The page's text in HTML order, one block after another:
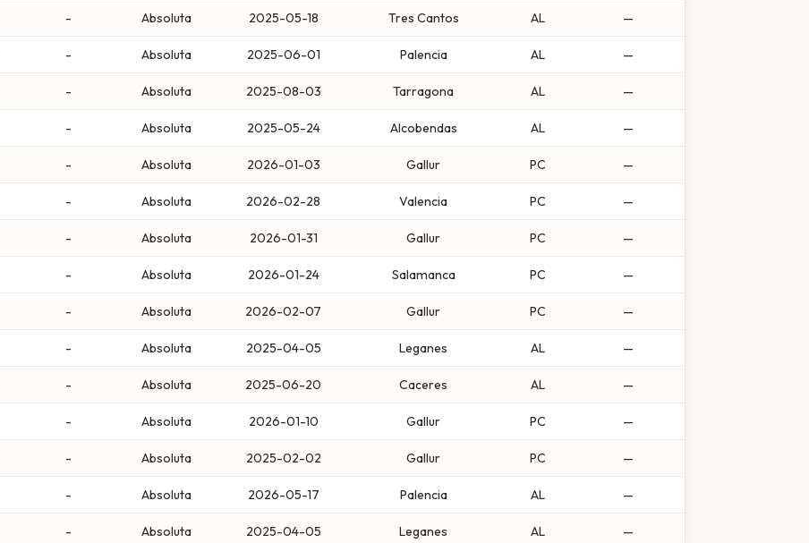
- Absoluta 2025-05-18 Tres Cantos AL —
- Absoluta 2025-06-01 Palencia AL —
- Absoluta 2025-08-03 Tarragona AL —
- Absoluta 2025-05-24 Alcobendas AL —
- Absoluta 2026-01-03 Gallur PC —
- Absoluta 2026-02-28 Valencia PC —
- Absoluta 2026-01-31 Gallur PC —
- Absoluta 2026-01-24 Salamanca PC —
- Absoluta 2026-02-07 Gallur PC —
- Absoluta 2025-04-05 Leganes AL —
- Absoluta 2025-06-20 Caceres AL —
- Absoluta 2026-01-10 Gallur PC —
- Absoluta 2025-02-02 Gallur PC —
- Absoluta 2026-05-17 Palencia AL —
- Absoluta 2025-04-05 Leganes AL —